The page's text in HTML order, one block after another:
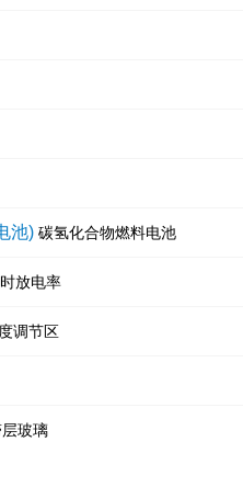
池) 碳氢化合物燃料电池
放电率
调节区
玻璃